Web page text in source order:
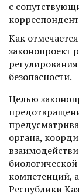
с
корреспондент
Как
законопроект
безопасности.
Целью
органа,
компетенций,
Республики